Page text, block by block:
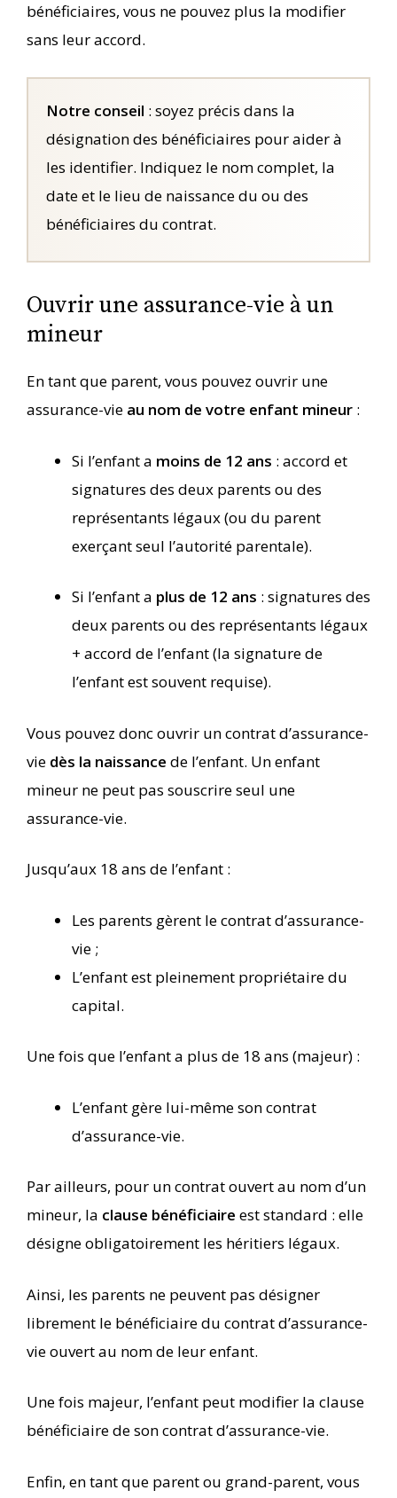
bénéficiaires, vous ne pouvez plus la modifier
sans leur accord.
Notre conseil : soyez précis dans la
désignation des bénéficiaires pour aider à
les identifier. Indiquez le nom complet, la
date et le lieu de naissance du ou des
bénéficiaires du contrat.
Ouvrir une assurance-vie à un
mineur
En tant que parent, vous pouvez ouvrir une
assurance-vie au nom de votre enfant mineur :
Si l’enfant a moins de 12 ans : accord et
signatures des deux parents ou des
représentants légaux (ou du parent
exerçant seul l’autorité parentale).
Si l’enfant a plus de 12 ans : signatures des
deux parents ou des représentants légaux
+ accord de l’enfant (la signature de
l’enfant est souvent requise).
Vous pouvez donc ouvrir un contrat d’assurance-
vie dès la naissance de l’enfant. Un enfant
mineur ne peut pas souscrire seul une
assurance-vie.
Jusqu’aux 18 ans de l’enfant :
Les parents gèrent le contrat d’assurance-
vie ;
L’enfant est pleinement propriétaire du
capital.
Une fois que l’enfant a plus de 18 ans (majeur) :
L’enfant gère lui-même son contrat
d’assurance-vie.
Par ailleurs, pour un contrat ouvert au nom d’un
mineur, la clause bénéficiaire est standard : elle
désigne obligatoirement les héritiers légaux.
Ainsi, les parents ne peuvent pas désigner
librement le bénéficiaire du contrat d’assurance-
vie ouvert au nom de leur enfant.
Une fois majeur, l’enfant peut modifier la clause
bénéficiaire de son contrat d’assurance-vie.
Enfin, en tant que parent ou grand-parent, vous